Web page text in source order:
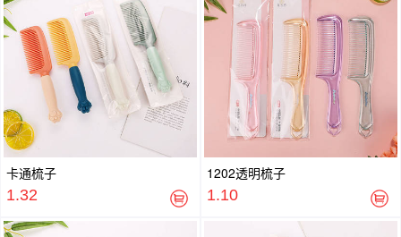
卡通梳子
1.32
1202透明梳子
1.10